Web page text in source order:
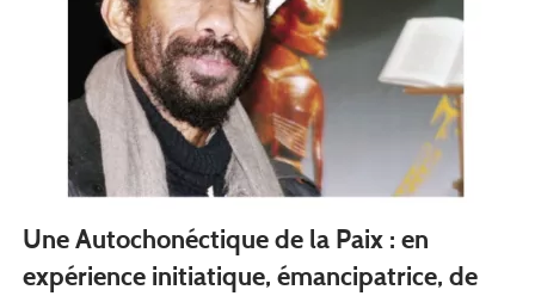
Une Autochonéctique de la Paix : en
expérience initiatique, émancipatrice, de